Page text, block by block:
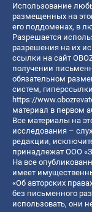
Использование
размещенных на
его поддоменах, в
Разрешается
разрешения на их
ссылки на сайт
получении
обязательном
систем,
https://
материал в первом
Все материалы на
исследования –
редакции,
принадлежат ООО
На все
имеет
«Об авторских
без письменного
использовать, они